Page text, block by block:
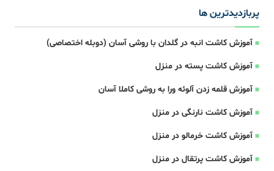
پربازدیدترین ها
آموزش کاشت انبه در گلدان با روشی آسان (دوبله اختصاصی)
آموزش کاشت پسته در منزل
آموزش قلمه زدن آلوئه ورا به روشی کاملا آسان
آموزش کاشت نارنگی در منزل
آموزش کاشت خرمالو در منزل
آموزش کاشت پرتقال در منزل